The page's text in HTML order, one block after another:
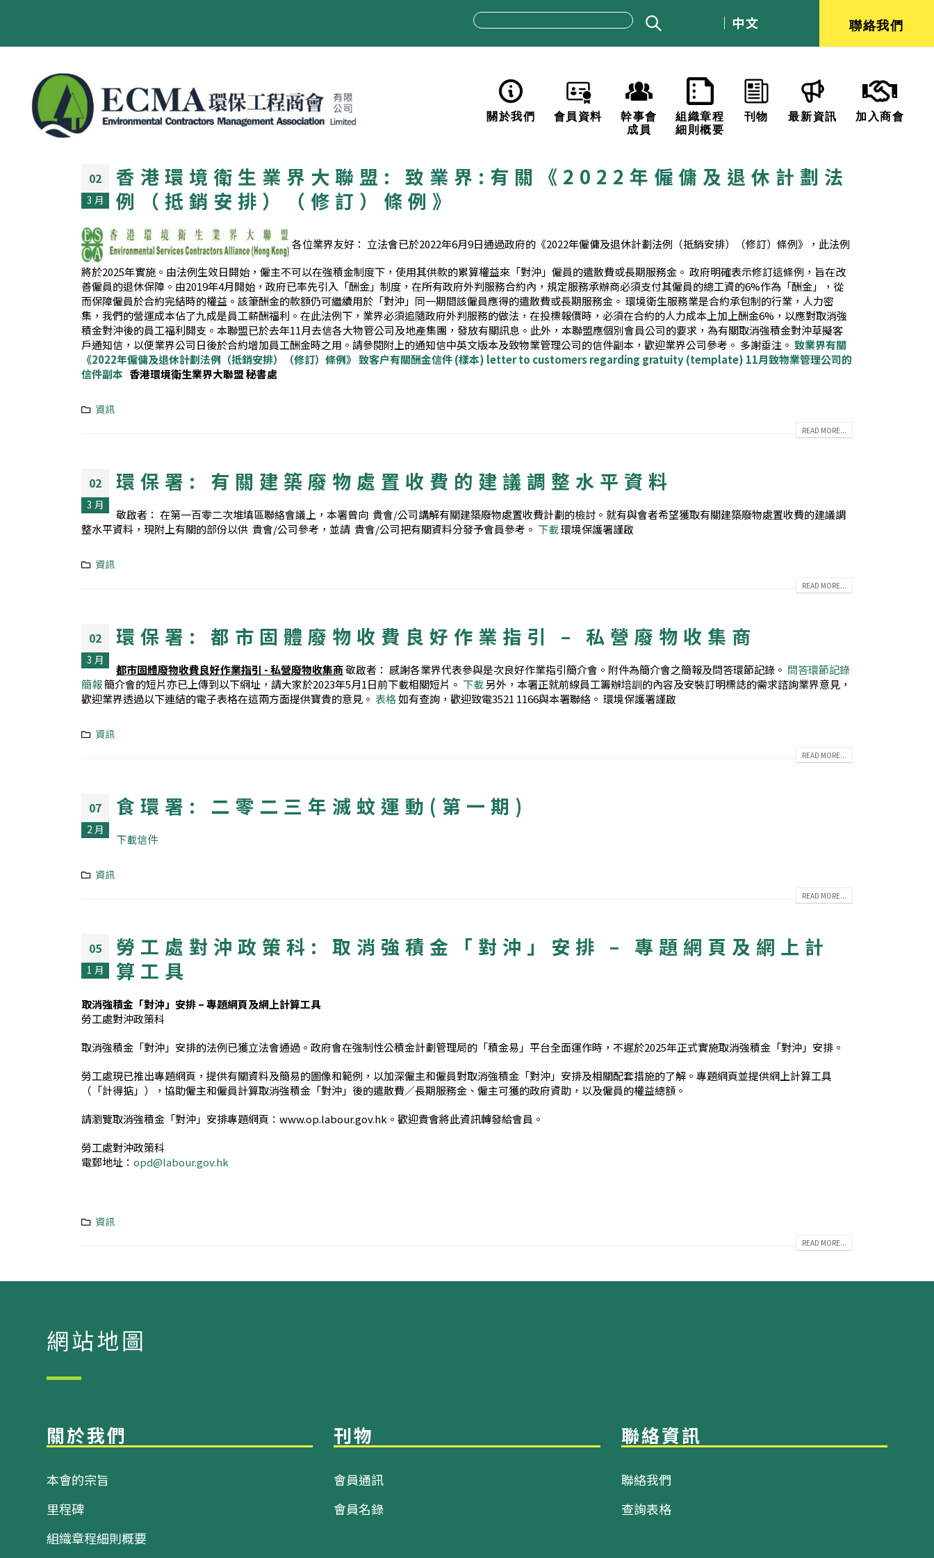
中文 聯絡我們
關於我們 會員資料
幹事會
組織章程
刊物 最新資訊
02
3 月
香港環境衛生業界大聯盟: 致業界:有關《2022年僱傭及退休計劃法
例（抵銷安排）（修訂）條例》
各位業界友好： 立法會已於2022年6月9日通過政府的《2022年僱傭及退休計劃法例（抵銷安排）（修訂）條例》，此法例
將於2025年實施。由法例生效日開始，僱主不可以在強積金制度下，使用其供款的累算權益來「對沖」僱員的遣散費或長期服務金。 政府明確表示修訂這條例，旨在改
善僱員的退休保障。由2019年4月開始，政府已率先引入「酬金」制度，在所有政府外判服務合約內，規定服務承辦商必須支付其僱員的總工資的6%作為「酬金」，從
而保障僱員於合約完結時的權益。該筆酬金的款額仍可繼續用於「對沖」同一期間該僱員應得的遣散費或長期服務金。 環境衛生服務業是合約承包制的行業，人力密
集，我們的營運成本佔了九成是員工薪酬福利。在此法例下，業界必須追隨政府外判服務的做法，在投標報價時，必須在合約的人力成本上加上酬金6%，以應對取消強
積金對沖後的員工福利開支。本聯盟已於去年11月去信各大物管公司及地產集團，發放有關訊息。此外，本聯盟應個別會員公司的要求，為有關取消強積金對沖草擬客
戶通知信，以便業界公司日後於合約增加員工酬金時之用。請參閱附上的通知信中英文版本及致物業管理公司的信件副本，歡迎業界公司參考。 多謝垂注。 致業界有關
《2022年僱傭及退休計劃法例（抵銷安排）（修訂）條例》 致客户有關酬金信件 (樣本) letter to customers regarding gratuity (template) 11月致物業管理公司的
信件副本 香港環境衛生業界大聯盟秘書處
資訊
READ MORE...
02
3 月
環保署: 有關建築廢物處置收費的建議調整水平資料
敬啟者： 在第一百零二次堆填區聯絡會議上，本署曾向 貴會/公司講解有關建築廢物處置收費計劃的檢討。就有與會者希望獲取有關建築廢物處置收費的建議調
整水平資料，現附上有關的部份以供 貴會/公司參考，並請 貴會/公司把有關資料分發予會員參考。 下載環境保護署謹啟
資訊
READ MORE...
02
3 月
環保署: 都市固體廢物收費良好作業指引 – 私營廢物收集商
都市固體廢物收費良好作業指引 - 私營廢物收集商敬啟者： 感謝各業界代表參與是次良好作業指引簡介會。附件為簡介會之簡報及問答環節記錄。 問答環節記錄
簡報簡介會的短片亦已上傳到以下網址，請大家於2023年5月1日前下載相關短片。 下載另外，本署正就前線員工籌辦培訓的內容及安裝訂明標誌的需求諮詢業界意見，
歡迎業界透過以下連結的電子表格在這兩方面提供寶貴的意見。 表格如有查詢，歡迎致電3521 1166與本署聯絡。 環境保護署謹啟
資訊
READ MORE...
07
2 月
食環署: 二零二三年滅蚊運動(第一期)
下載信件
資訊
READ MORE...
05
1 月
勞工處對沖政策科: 取消強積金「對沖」安排 – 專題網頁及網上計
算工具
取消強積金「對沖」安排 – 專題網頁及網上計算工具
勞工處對沖政策科
取消強積金「對沖」安排的法例已獲立法會通過。政府會在強制性公積金計劃管理局的「積金易」平台全面運作時，不遲於2025年正式實施取消強積金「對沖」安排。
勞工處現已推出專題網頁，提供有關資料及簡易的圖像和範例，以加深僱主和僱員對取消強積金「對沖」安排及相關配套措施的了解。專題網頁並提供網上計算工具
（「計得掂」），協助僱主和僱員計算取消強積金「對沖」後的遣散費／長期服務金、僱主可獲的政府資助，以及僱員的權益總額。
請瀏覽取消強積金「對沖」安排專題網頁：www.op.labour.gov.hk。歡迎貴會將此資訊轉發給會員。
勞工處對沖政策科
電郵地址： opd@labour.gov.hk
資訊
READ MORE...
網站地圖
關於我們
本會的宗旨
里程碑
組織章程細則概要
刊物
會員通訊
會員名錄
聯絡資訊
聯絡我們
查詢表格